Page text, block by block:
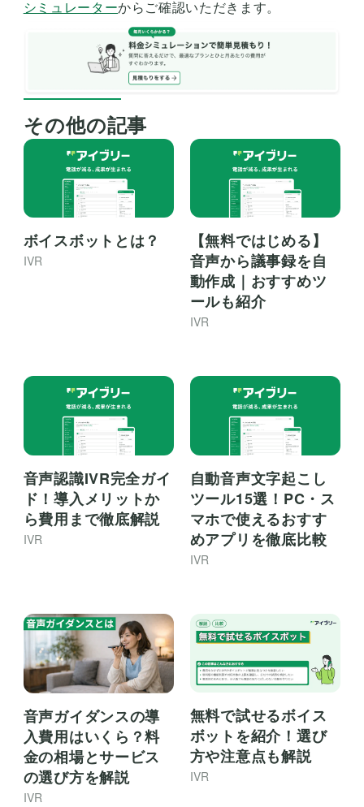
シミュレーターからご確認いただきます。
その他の記事
ボイスボットとは？
IVR
【無料ではじめる】
音声から議事録を自
動作成｜おすすめツ
ールも紹介
IVR
音声認識IVR完全ガイ
ド！導入メリットか
ら費用まで徹底解説
IVR
自動音声文字起こし
ツール15選！PC・ス
マホで使えるおすす
めアプリを徹底比較
IVR
音声ガイダンスの導
入費用はいくら？料
金の相場とサービス
の選び方を解説
IVR
無料で試せるボイス
ボットを紹介！選び
方や注意点も解説
IVR